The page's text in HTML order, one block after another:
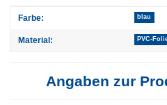
Produkteigenschaft
Wert
Farbe: blau
Material: PVC-
Angaben zur